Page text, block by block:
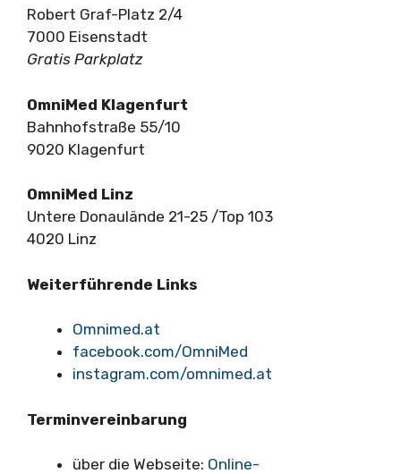
Robert Graf-Platz 2/4
7000 Eisenstadt
Gratis Parkplatz
OmniMed Klagenfurt
Bahnhofstraße 55/10
9020 Klagenfurt
OmniMed Linz
Untere Donaulände 21-25 /Top 103
4020 Linz
Weiterführende Links
Omnimed.at
facebook.com/OmniMed
instagram.com/omnimed.at
Terminvereinbarung
über die Webseite: Online-